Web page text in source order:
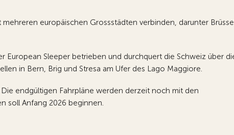
europäischen Grossstädten verbinden, darunter
Sleeper betrieben und durchquert die Schweiz über
in Bern, Brig und Stresa am Ufer des Lago Maggiore.
endgültigen Fahrpläne werden derzeit noch mit den
soll Anfang 2026 beginnen.